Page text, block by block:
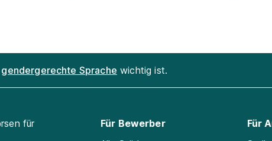
gendergerechte Sprache wichtig ist.
für
Für Bewerber
Für